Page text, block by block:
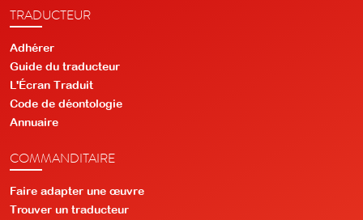
TRADUCTEUR
Adhérer
Guide du traducteur
L'Écran Traduit
Code de déontologie
Annuaire
COMMANDITAIRE
Faire adapter une œuvre
Trouver un traducteur